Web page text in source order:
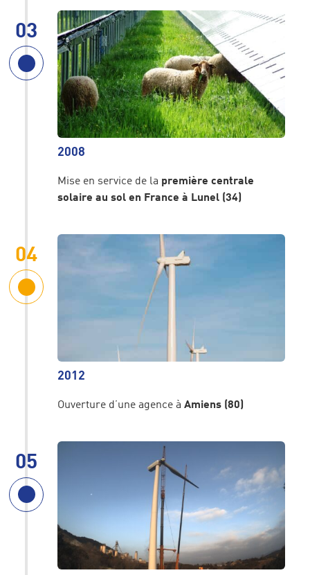
2008
Mise en service de la première centrale
solaire au sol en France à Lunel (34)
03
2012
Ouverture d’une agence à Amiens (80)
04
05
Parcs éoliens en mer
Hydrogène renouvelable et stockage
Boucles locales d’énergie verte
Power Purchase Agreement – PPA
La vie chez Valeco
Nos métiers
Témoignages collaborateurs